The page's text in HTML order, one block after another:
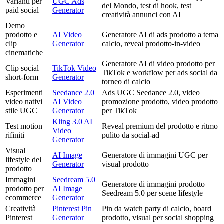
paid social
Generator
del Mondo, test di hook, test
creatività annunci con AI
Demo
prodotto e
clip
cinematiche
AI Video
Generator
Generatore AI di ads prodotto a tema
calcio, reveal prodotto-in-video
Clip social
short-form
TikTok Video
Generator
Generatore AI di video prodotto per
TikTok e workflow per ads social da
torneo di calcio
Esperimenti
video nativi
stile UGC
Seedance 2.0
AI Video
Generator
Ads UGC Seedance 2.0, video
promozione prodotto, video prodotto
per TikTok
Test motion
rifiniti
Kling 3.0 AI
Video
Generator
Reveal premium del prodotto e ritmo
pulito da social-ad
Visual
lifestyle del
prodotto
AI Image
Generator
Generatore di immagini UGC per
visual prodotto
Immagini
prodotto per
ecommerce
Seedream 5.0
AI Image
Generator
Generatore di immagini prodotto
Seedream 5.0 per scene lifestyle
Creatività
Pinterest
Pinterest Pin
Generator
Pin da watch party di calcio, board
prodotto, visual per social shopping